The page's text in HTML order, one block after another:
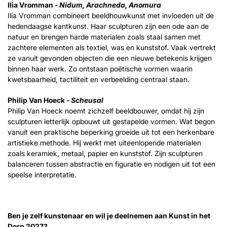
Ilia Vromman -Nidum, Arachneda, Anomura
Ilia Vromman combineert beeldhouwkunst met invloeden uit de
hedendaagse kantkunst. Haar sculpturen zijn een ode aan de
natuur en brengen harde materialen zoals staal samen met
zachtere elementen als textiel, was en kunststof. Vaak vertrekt
ze vanuit gevonden objecten die een nieuwe betekenis krijgen
binnen haar werk. Zo ontstaan poëtische vormen waarin
kwetsbaarheid, tactiliteit en verbeelding centraal staan.
Philip Van Hoeck -Scheusal
Philip Van Hoeck noemt zichzelf beeldbouwer, omdat hij zijn
sculpturen letterlijk opbouwt uit gestapelde vormen. Wat begon
vanuit een praktische beperking groeide uit tot een herkenbare
artistieke methode. Hij werkt met uiteenlopende materialen
zoals keramiek, metaal, papier en kunststof. Zijn sculpturen
balanceren tussen abstractie en figuratie en nodigen uit tot een
speelse interpretatie.
Ben je zelf kunstenaar en wil je deelnemen aan Kunst in het